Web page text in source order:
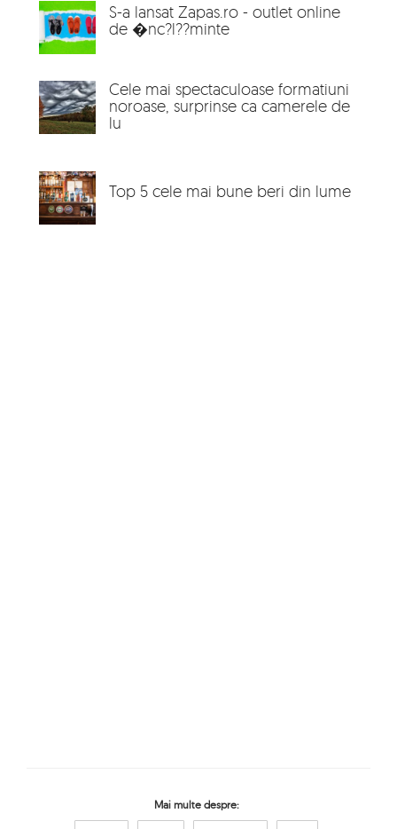
S-a lansat Zapas.ro - outlet online
de �nc?l??minte
Cele mai spectaculoase formatiuni
noroase, surprinse ca camerele de
lu
Top 5 cele mai bune beri din lume
Mai multe despre: